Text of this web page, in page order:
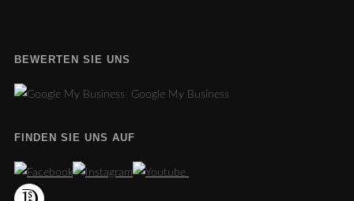
BEWERTEN SIE UNS
Google My Business
FINDEN SIE UNS AUF